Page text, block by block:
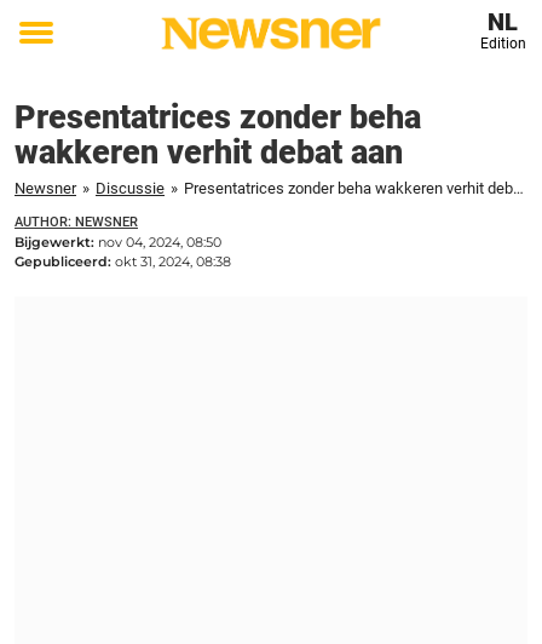
Toggle
NL
Edition
Presentatrices zonder beha
wakkeren verhit debat aan
Newsner » Discussie » Presentatrices zonder beha wakkeren verhit debat aan
AUTHOR: NEWSNER
Bijgewerkt: nov 04, 2024, 08:50
Gepubliceerd: okt 31, 2024, 08:38